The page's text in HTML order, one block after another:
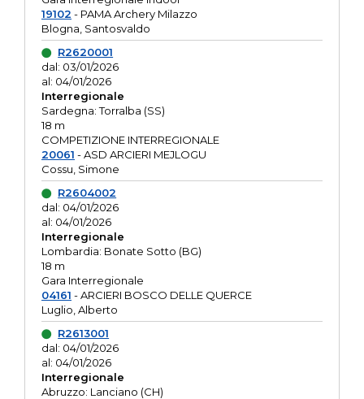
19102 - PAMA Archery Milazzo
Blogna, Santosvaldo
R2620001
dal: 03/01/2026
al: 04/01/2026
Interregionale
Sardegna: Torralba (SS)
18 m
COMPETIZIONE INTERREGIONALE
20061 - ASD ARCIERI MEJLOGU
Cossu, Simone
R2604002
dal: 04/01/2026
al: 04/01/2026
Interregionale
Lombardia: Bonate Sotto (BG)
18 m
Gara Interregionale
04161 - ARCIERI BOSCO DELLE QUERCE
Luglio, Alberto
R2613001
dal: 04/01/2026
al: 04/01/2026
Interregionale
Abruzzo: Lanciano (CH)